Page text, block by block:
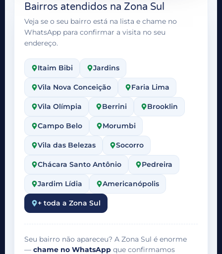
Bairros atendidos na Zona Sul
Veja se o seu bairro está na lista e chame no
WhatsApp para confirmar a visita no seu
endereço.
Itaim Bibi Jardins
Vila Nova Conceição Faria Lima
Vila Olímpia Berrini Brooklin
Campo Belo Morumbi
Vila das Belezas Socorro
Chácara Santo Antônio Pedreira
Jardim Lídia Americanópolis
+ toda a Zona Sul
Seu bairro não apareceu? A Zona Sul é enorme
— chame no WhatsApp que confirmamos